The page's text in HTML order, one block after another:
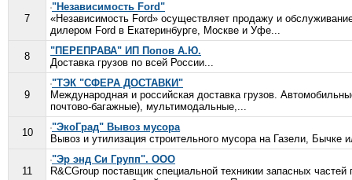
7
"Независимость Ford"
«Независимость Ford» осуществляет продажу и
дилером Ford в Екатеринбурге, Москве и Уфе...
8
"ПЕРЕПРАВА" ИП Попов А.Ю.
Доставка грузов по всей России...
9
"ТЭК "СФЕРА ДОСТАВКИ"
Международная и российская доставка грузов.
почтово-багажные), мультимодальные,...
10
"ЭкоГрад" Вывоз мусора
Вывоз и утилизация строительного мусора на Газели, Бычке
11
"Эр энд Си Групп". ООО
R&CGroup поставщик специальной техникии запасных